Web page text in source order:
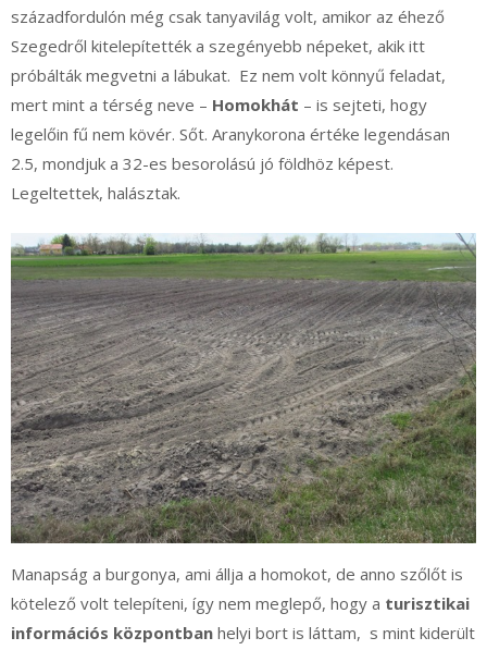
századfordulón még csak tanyavilág volt, amikor az éhező
Szegedről kitelepítették a szegényebb népeket, akik itt
próbálták megvetni a lábukat. Ez nem volt könnyű feladat,
mert mint a térség neve – Homokhát – is sejteti, hogy
legelőin fű nem kövér. Sőt. Aranykorona értéke legendásan
2.5, mondjuk a 32-es besorolású jó földhöz képest.
Legeltettek, halásztak.
Manapság a burgonya, ami állja a homokot, de anno szőlőt is
kötelező volt telepíteni, így nem meglepő, hogy a turisztikai
információs központban helyi bort is láttam, s mint kiderült